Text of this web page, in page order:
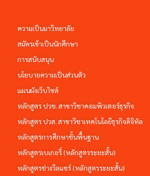
ความเป็นมาวิทยาลัย
สมัครเข้าเป็นนักศึกษา
การสนับสนุน
นโยบายความเป็นส่วนตัว
แผนผังเว็บไซต์
หลักสูตร ปวช. สาขาวิชาคอมพิวเตอร์ธุรกิจ
หลักสูตร ปวส. สาขาวิชาเทคโนโลยีธุรกิจดิจิทัล
หลักสูตรการศึกษาชั้นพื้นฐาน
หลักสูตรเบเกอรี่ (หลักสูตรระยะสั้น)
หลักสูตรช่างวีลแชร์ (หลักสูตรระยะสั้น)